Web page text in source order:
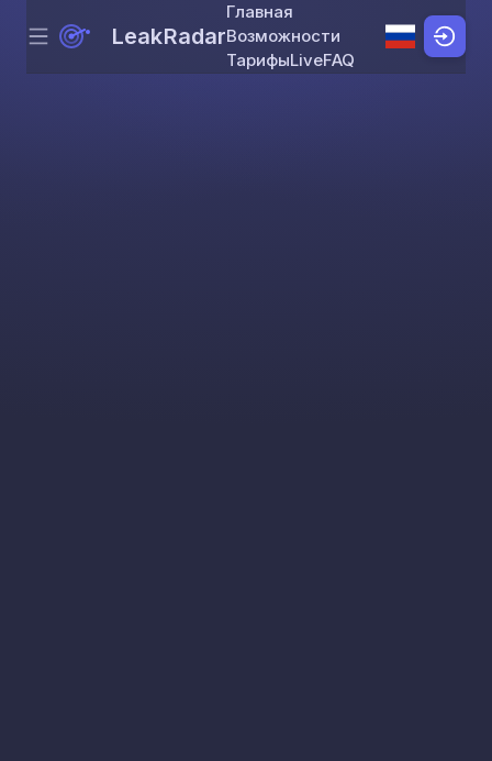
Skip to content
Menu LeakRadar
Главная
Возможности
ТарифыLiveFAQ